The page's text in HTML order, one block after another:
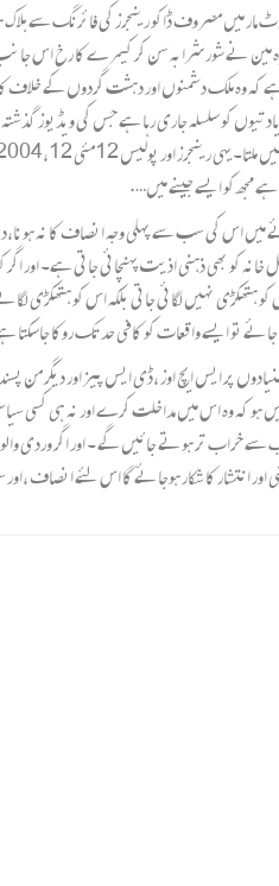
مصروف ڈاکو رینجرز کی فائرنگ سے ہلاک
شور شرابہ سن کر کیمرے کا رخ اس جانب
کہ وہ ملک دشمنوں اور دہشت گردوں کے خلاف
کو سلسلہ جاری رہا ہے جس کی ویڈیوز
مجھ کو ایسے جینے میں….
اس کی سب سے پہلی وجہ انصاف کا نہ
کو بھی ذہنی اذیت پہنچائی جاتی ہے۔ اور
نہیں لگائی جاتی بلکہ اس کو ہتھکڑی
تو ایسے واقعات کو کافی حد تک روکا جاسکتا
پر ایس ایچ اوز ،ڈی ایس پیز اور دیگر
ہو کہ وہ اس میں مداخلت کرے اور نہ ہی
خراب تر ہوتے جائیں گے ۔ اور اگر وردی
اور انتشار کا شکار ہوجائے گا اس لئے